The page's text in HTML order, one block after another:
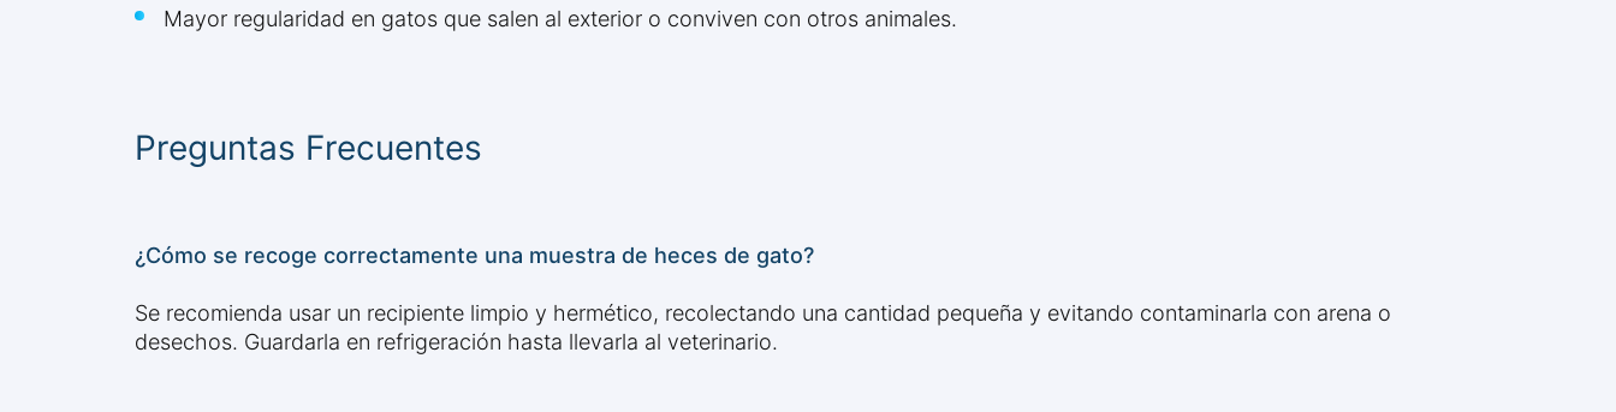
Mayor regularidad en gatos que salen al exterior o conviven con otros animales.
Preguntas Frecuentes
¿Cómo se recoge correctamente una muestra de heces de gato?
Se recomienda usar un recipiente limpio y hermético, recolectando una cantidad pequeña y evitando contaminarla con arena o
desechos. Guardarla en refrigeración hasta llevarla al veterinario.